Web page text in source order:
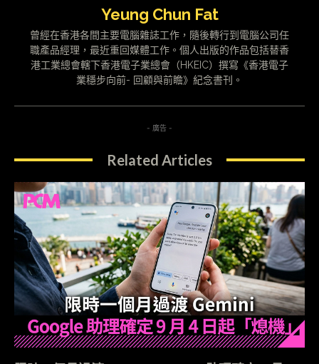
Yeung Chun Fat
曾經在香港各間主要電腦雜誌工作，隨後轉行到電腦公司任
職產品經理，最近重回媒體工作。個人出版的作品包括替香
港工業總會轄下香港電子業總會（HKEIC）撰寫《香港電子
業穩步向前- 回顧與前瞻》紀念書刊。
- 廣告 -
Related Articles